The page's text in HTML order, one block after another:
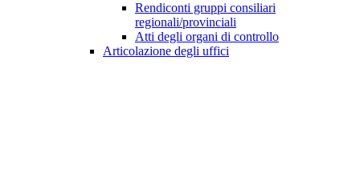
Rendiconti gruppi consiliari
regionali/provinciali
Atti degli organi di controllo
Articolazione degli uffici